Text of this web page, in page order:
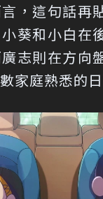
，這句話再
葵和小白在
志則在方向
家庭熟悉的日